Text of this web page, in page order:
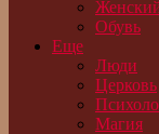
Обувь
Еще
Люди
Церковь
Магия